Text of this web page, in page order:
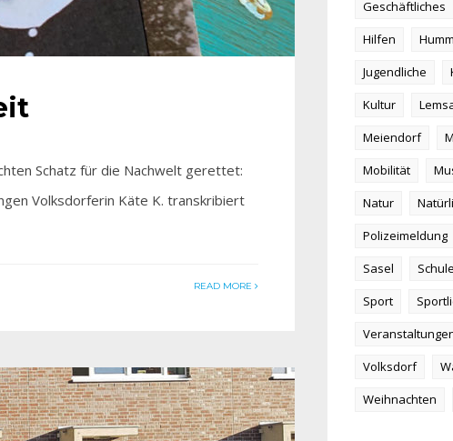
Schatz für die Nachwelt gerettet:
Volksdorferin Käte K. transkribiert
READ MORE
Geschäftliches
Hilfen
Jugendliche
Kultur
Meiendorf
Mobilität
Natur
Polizeimeldung
Sasel
Schule
Sport
Volksdorf
Weihnachten